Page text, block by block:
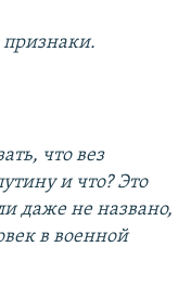
признаки.
что вез
и что? Это
даже не названо,
в военной